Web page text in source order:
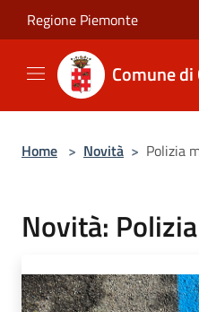
Salta al contenuto principale
Regione Piemonte
Comune di
Home > Novità > Polizia
Novità: